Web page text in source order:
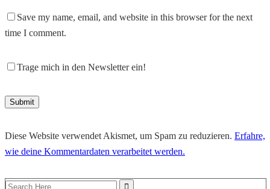
Save my name, email, and website in this browser for the next
time I comment.
Trage mich in den Newsletter ein!
Diese Website verwendet Akismet, um Spam zu reduzieren. Erfahre,
wie deine Kommentardaten verarbeitet werden.